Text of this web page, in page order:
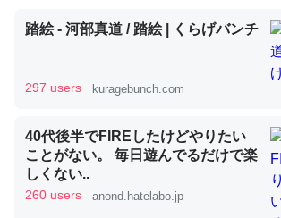
くらい。小説でいう「ずっと前の伏線」は
ど、短期記憶というには多い分量。進化す
─GPTの仕組みと限界についての考察（１） -
昆虫ってカルシウム少ないのか。知らんか
踏絵 - 河部真道 / 踏絵 | くらげバンチ
297 users kuragebunch.com
40代後半でFIREしたけどやりたい
ことがない。 毎日遊んでるだけで楽
しくない..
260 users anond.hatelabo.jp